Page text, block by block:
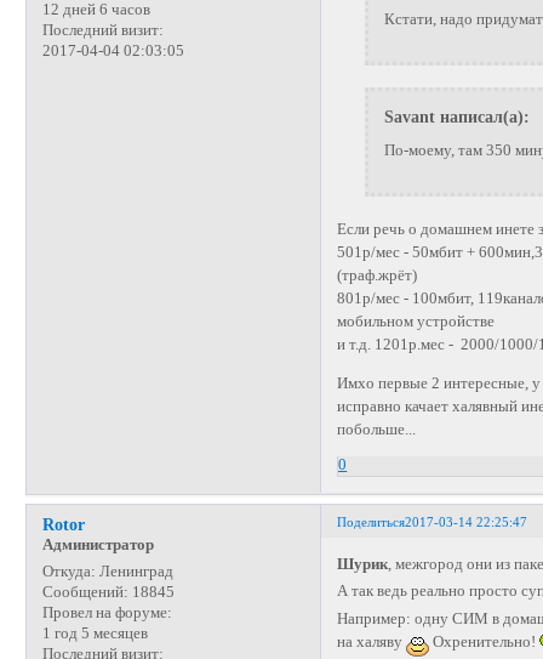
12 дней 6 часов
Последний визит:
2017-04-04 02:03:05
Кстати, надо
Savant написал(а):
По-моему, там 350
Если речь о домашнем
501р/мес - 50мбит +
(траф.жрёт)
801р/мес - 100мбит,
мобильном устройстве
и т.д. 1201р.мес - 2000/
Имхо первые 2 интересные, у
исправно качает халявный
побольше...
0
Поделиться2017-03-14 22:25:47
Rotor
Администратор
Откуда: Ленинград
Сообщений: 18845
Провел на форуме:
1 год 5 месяцев
Последний визит:
Шурик, межгород они из
А так ведь реально просто
Например: одну СИМ в
на халяву
Охренительно!